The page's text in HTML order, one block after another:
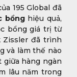
195 Global đã
bổnghiệu quả,
bổng giá trị từ
Zissler đã trình
và làm thế nào
hàng ngàn
lâu năm trong